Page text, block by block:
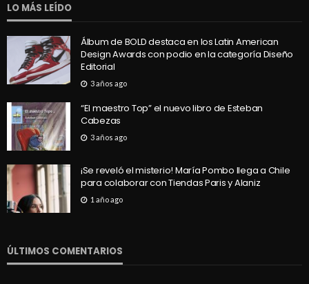
LO MÁS LEÍDO
Álbum de BOLD destaca en los Latin American
Design Awards con podio en la categoría Diseño
Editorial
3 años ago
“El maestro Top” el nuevo libro de Esteban
Cabezas
3 años ago
¡Se reveló el misterio! María Pombo llega a Chile
para colaborar con Tiendas Paris y Alaniz
1 año ago
ÚLTIMOS COMENTARIOS